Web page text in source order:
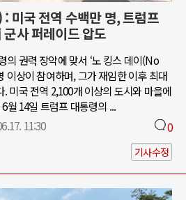
미국 전역 수백만 명, 트럼프
사 퍼레이드 압도
의 권력 장악에 맞서 ‘노 킹스 데이(No
이상이 참여하며, 그가 재임한 이후 최대
미국 전역 2,100개 이상의 도시와 마을에
월 14일 트럼프 대통령의 ...
11:30 0
기사수정